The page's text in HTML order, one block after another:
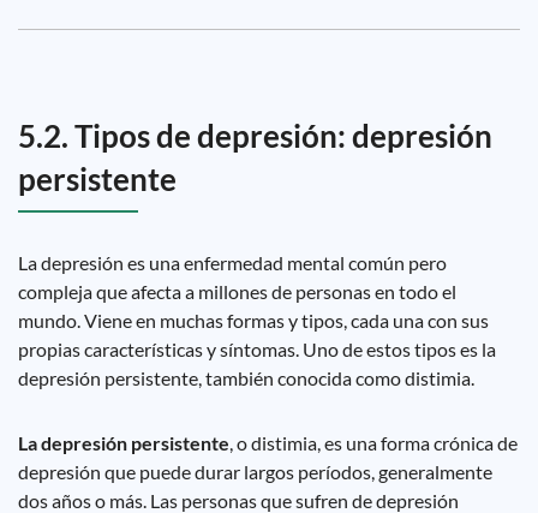
5.2. Tipos de depresión: depresión
persistente
La depresión es una enfermedad mental común pero
compleja que afecta a millones de personas en todo el
mundo. Viene en muchas formas y tipos, cada una con sus
propias características y síntomas. Uno de estos tipos es la
depresión persistente, también conocida como distimia.
La depresión persistente, o distimia, es una forma crónica de
depresión que puede durar largos períodos, generalmente
dos años o más. Las personas que sufren de depresión